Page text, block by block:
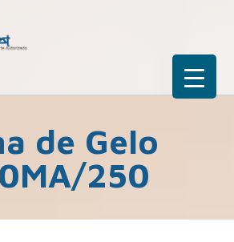
de Gelo
250